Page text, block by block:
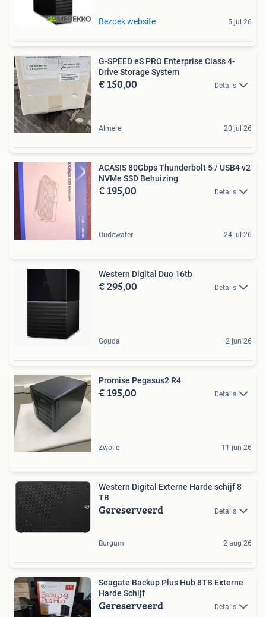
Bezoek website 5 jul 26
G-SPEED eS PRO Enterprise Class 4-
Drive Storage System
€ 150,00 Details
Almere 20 jul 26
ACASIS 80Gbps Thunderbolt 5 / USB4 v2
NVMe SSD Behuizing
€ 195,00 Details
Oudewater 24 jul 26
Western Digital Duo 16tb
€ 295,00 Details
Gouda 2 jun 26
Promise Pegasus2 R4
€ 195,00 Details
Zwolle 11 jun 26
Western Digital Externe Harde schijf 8
TB
Gereserveerd Details
Burgum 2 aug 26
Seagate Backup Plus Hub 8TB Externe
Harde Schijf
Gereserveerd Details